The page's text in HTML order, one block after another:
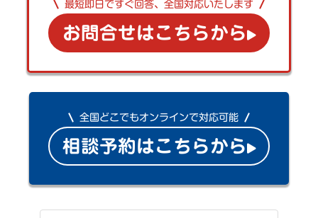
最短即日ですぐ回答、全国対応いたします
お問合せはこちらから
全国どこでもオンラインで対応可能
相談予約はこちらから